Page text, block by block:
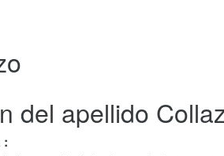
del apellido
: